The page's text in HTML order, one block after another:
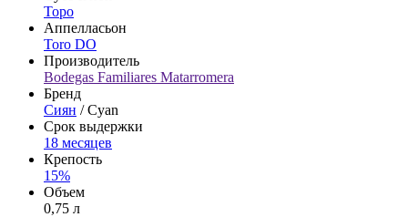
Торо
Аппелласьон
Toro DO
Производитель
Bodegas Familiares Matarromera
Бренд
Сиян / Cyan
Срок выдержки
18 месяцев
Крепость
15%
Объем
0,75 л